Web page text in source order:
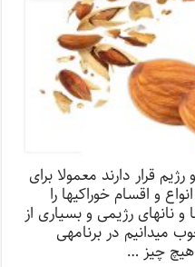
قرار دارند معمولا برای
و اقسام خوراکی­ها را
و نان­های رژیمی و بسیاری از
می­دانیم در برنامه­ی
هیچ چیز …